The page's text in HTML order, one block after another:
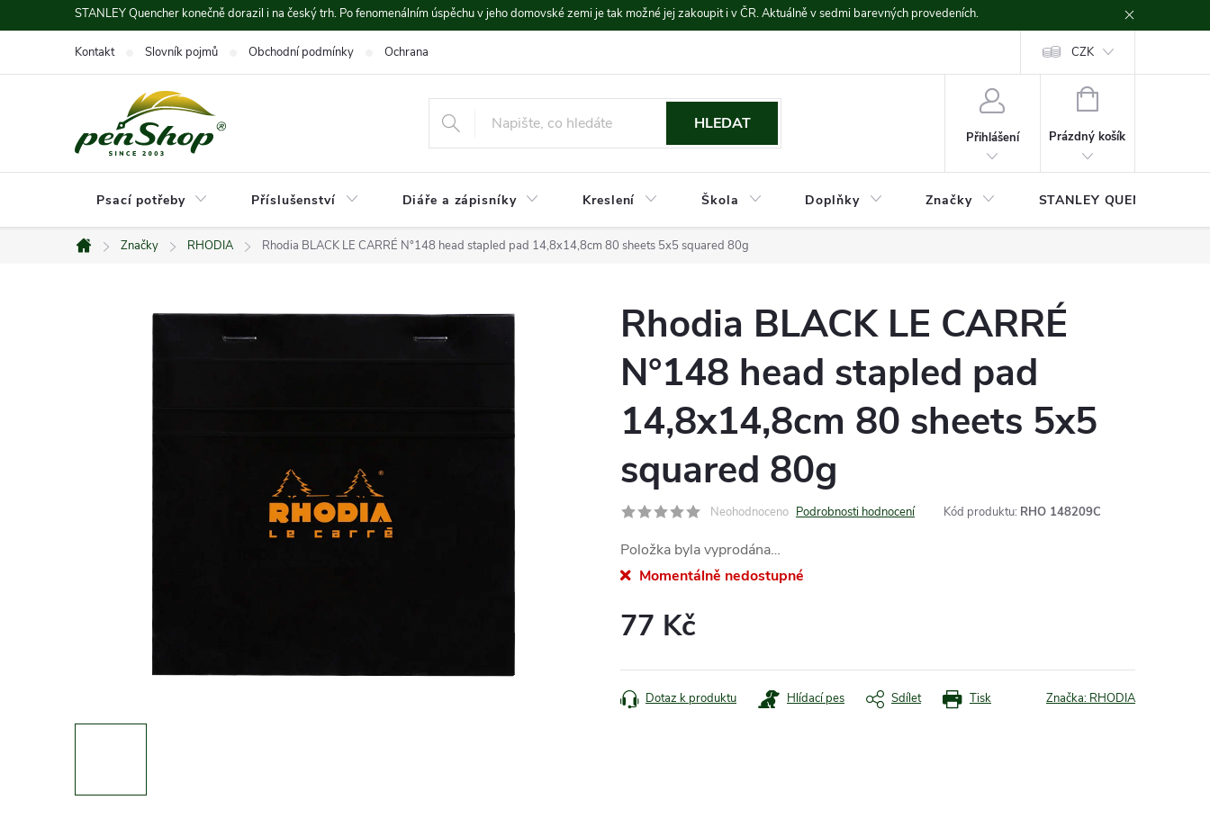
na
STANLEY Quencher konečně dorazil i na český trh. Po fenomenálním úspěchu v jeho domovské zemi je tak možné jej zakoupit i v ČR. Aktuálně v sedmi barevných provedeních.
Kontakt Slovník pojmů Obchodní podmínky Ochrana údajů CZK
HLEDAT
Přihlášení
NÁKUPNÍ
Prázdný košík
Psací potřeby Příslušenství Diáře a zápisníky Kreslení Škola Doplňky Značky STANLEY QUENCHER
Domů
Značky RHODIA Rhodia BLACK LE CARRÉ N°148 head stapled pad 14,8x14,8cm 80 sheets 5x5 squared 80g
Rhodia BLACK LE CARRÉ
N°148 head stapled pad
14,8x14,8cm 80 sheets 5x5
squared 80g
Neohodnoceno Podrobnosti hodnocení Kód produktu: RHO 148209C
Položka byla vyprodána…
Momentálně nedostupné
77 Kč
cena:
Tisk
Dotaz k produktu Hlídací pes Sdílet Značka: RHODIA